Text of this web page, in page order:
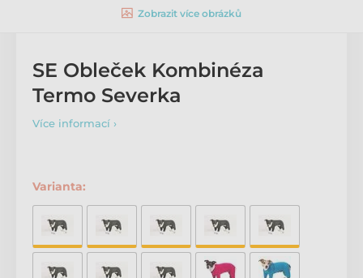
Zobrazit více obrázků
SE Obleček Kombinéza
Termo Severka
Více informací ›
Varianta: